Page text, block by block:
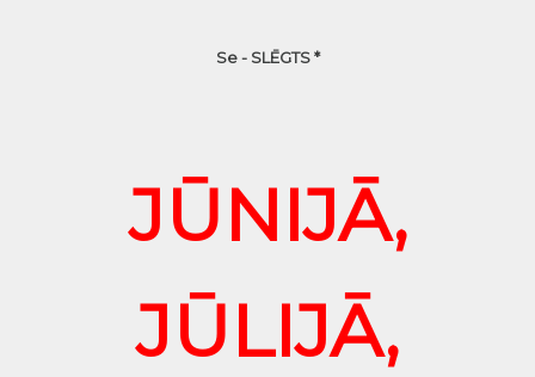
Se - SLĒGTS *
JŪNIJĀ,
JŪLIJĀ,